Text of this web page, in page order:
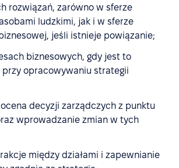
rozwiązań, zarówno w sferze
ludzkimi, jak i w sferze
jeśli istnieje powiązanie;
biznesowych, gdy jest to
przy opracowywaniu strategii
decyzji zarządczych z punktu
wprowadzanie zmian w tych
między działami i zapewnianie